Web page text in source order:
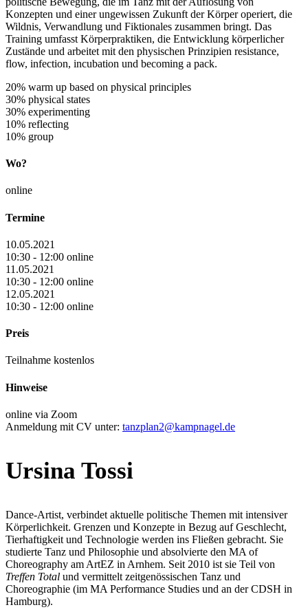
Konzepten und einer ungewissen Zukunft der Körper operiert, die
Wildnis, Verwandlung und Fiktionales zusammen bringt. Das
Training umfasst Körperpraktiken, die Entwicklung körperlicher
Zustände und arbeitet mit den physischen Prinzipien resistance,
flow, infection, incubation und becoming a pack.
20% warm up based on physical principles
30% physical states
30% experimenting
10% reflecting
10% group
Wo?
online
Termine
10.05.2021
10:30 - 12:00 online
11.05.2021
10:30 - 12:00 online
12.05.2021
10:30 - 12:00 online
Preis
Teilnahme kostenlos
Hinweise
online via Zoom
Anmeldung mit CV unter: tanzplan2@kampnagel.de
Ursina Tossi
Dance-Artist, verbindet aktuelle politische Themen mit intensiver
Körperlichkeit. Grenzen und Konzepte in Bezug auf Geschlecht,
Tierhaftigkeit und Technologie werden ins Fließen gebracht. Sie
studierte Tanz und Philosophie und absolvierte den MA of
Choreography am ArtEZ in Arnhem. Seit 2010 ist sie Teil von
Treffen Total und vermittelt zeitgenössischen Tanz und
Choreographie (im MA Performance Studies und an der CDSH in
Hamburg).